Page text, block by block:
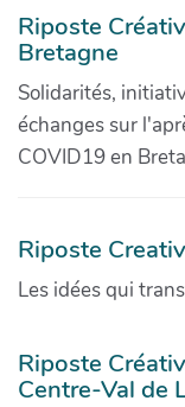
Riposte
Bretagne
Solidarités,
échanges sur
COVID19 en
Riposte
Les idées qui
Riposte
Centre-Val de